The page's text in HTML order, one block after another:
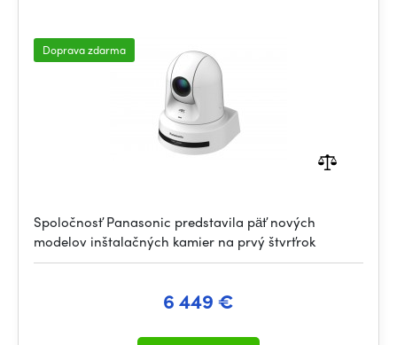
Doprava zdarma
Spoločnosť Panasonic predstavila päť nových
modelov inštalačných kamier na prvý štvrťrok
6 449 €